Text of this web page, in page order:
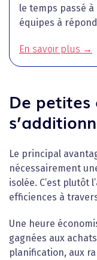
le temps passé
équipes à
En savoir plus →
De petites
Le principal
nécessairement
isolée. C’est plutôt
efficiences à
Une heure
gagnées aux
planification, aux